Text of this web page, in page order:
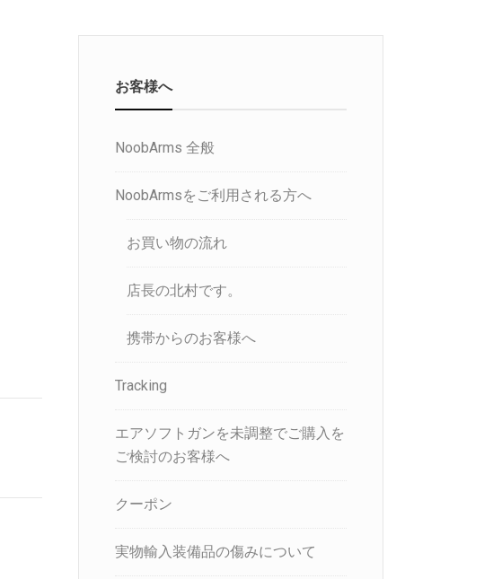
お客様へ
NoobArms 全般
NoobArmsをご利用される方へ
お買い物の流れ
店長の北村です。
携帯からのお客様へ
Tracking
エアソフトガンを未調整でご購入を
ご検討のお客様へ
クーポン
実物輸入装備品の傷みについて